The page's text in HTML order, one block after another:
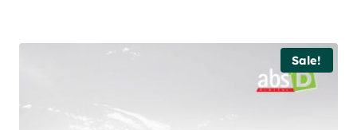
Sale!